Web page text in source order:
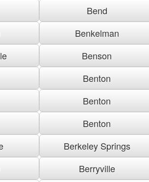
Bend
Benkelman
Benson
Benton
Benton
Benton
Berkeley Springs
Berryville